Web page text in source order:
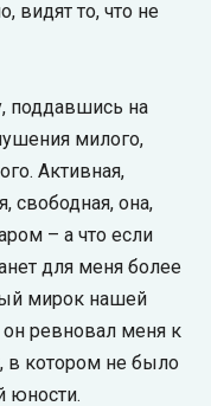
видят то, что не
поддавшись на
милого,
Активная,
свободная, она,
– а что если
для меня более
мирок нашей
ревновал меня к
котором не было
юности.